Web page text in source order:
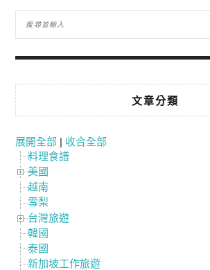
文章分類
展開全部 | 收合全部
料理食譜
美國
越南
雪梨
台灣旅遊
韓國
泰國
新加坡工作旅遊